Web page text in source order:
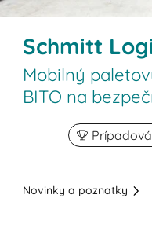
Schmitt
Mobilný
BITO na
Novinky a poznatky